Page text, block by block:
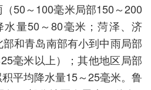
50～100毫米局部150～200
量50～80毫米；菏泽、济
和青岛南部有小到中雨局部
毫米以上）；其他地区局部
平均降水量15～25毫米。鲁